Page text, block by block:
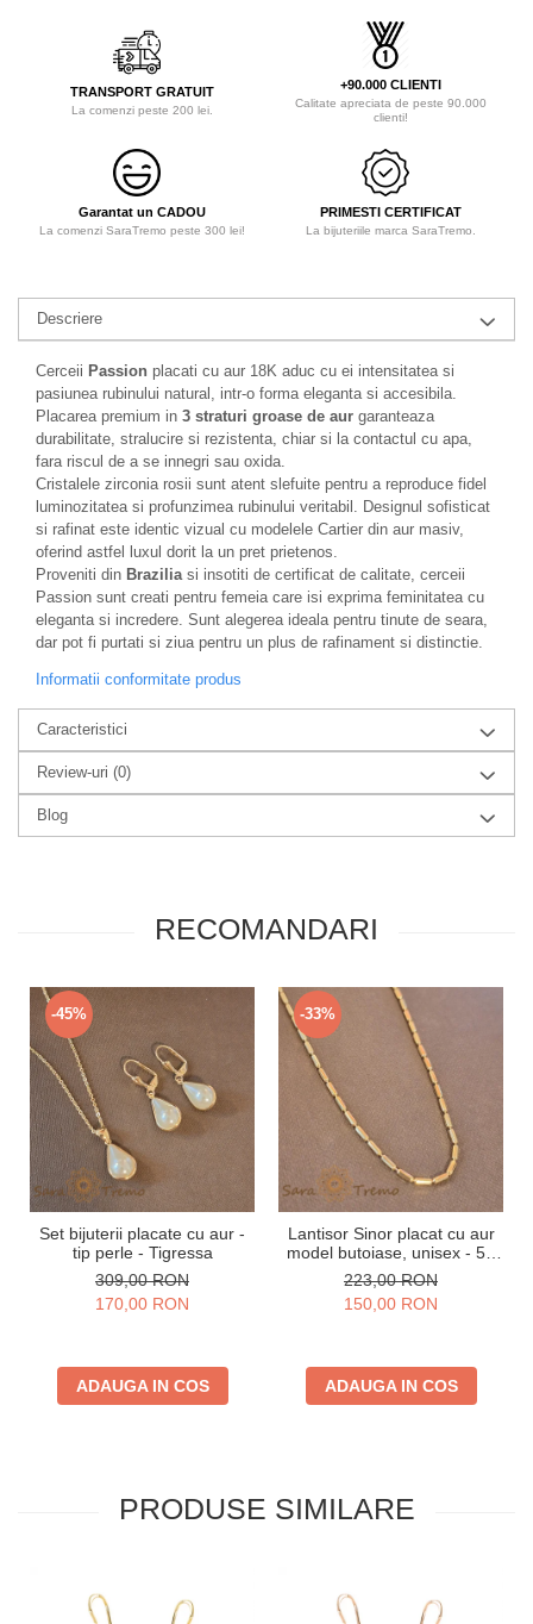
TRANSPORT GRATUIT
La comenzi peste 200 lei.
+90.000 CLIENTI
Calitate apreciata de peste 90.000
clienti!
Garantat un CADOU
La comenzi SaraTremo peste 300 lei!
PRIMESTI CERTIFICAT
La bijuteriile marca SaraTremo.
Descriere
Cerceii Passion placati cu aur 18K aduc cu ei intensitatea si
pasiunea rubinului natural, intr-o forma eleganta si accesibila.
Placarea premium in 3 straturi groase de aur garanteaza
durabilitate, stralucire si rezistenta, chiar si la contactul cu apa,
fara riscul de a se innegri sau oxida.
Cristalele zirconia rosii sunt atent slefuite pentru a reproduce fidel
luminozitatea si profunzimea rubinului veritabil. Designul sofisticat
si rafinat este identic vizual cu modelele Cartier din aur masiv,
oferind astfel luxul dorit la un pret prietenos.
Proveniti din Braziliasi insotiti de certificat de calitate, cerceii
Passion sunt creati pentru femeia care isi exprima feminitatea cu
eleganta si incredere. Sunt alegerea ideala pentru tinute de seara,
dar pot fi purtati si ziua pentru un plus de rafinament si distinctie.
Informatii conformitate produs
Caracteristici
Review-uri (0)
Blog
RECOMANDARI
-45%
Set bijuterii placate cu aur -
tip perle - Tigressa
309,00 RON
170,00 RON
ADAUGA IN COS
-33%
Lantisor Sinor placat cu aur
model butoiase, unisex - 50
cm
223,00 RON
150,00 RON
ADAUGA IN COS
PRODUSE SIMILARE